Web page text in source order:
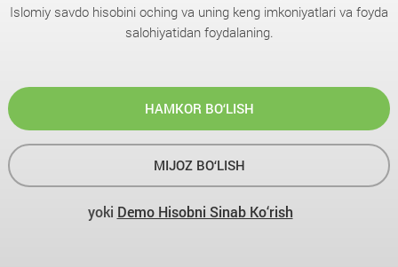
Islomiy savdo hisobini oching va uning keng imkoniyatlari va foyda
salohiyatidan foydalaning.
HAMKOR BO‘LISH
MIJOZ BO‘LISH
yoki Demo Hisobni Sinab Ko‘rish